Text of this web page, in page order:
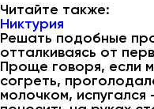
Читайте также:
Никтурия
Решать подобные
отталкиваясь от
Проще говоря, если
согреть,
молочком, испугался